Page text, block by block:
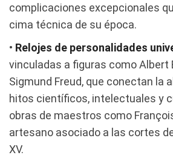
complicaciones excepcionales
cima técnica de su época.
• Relojes de personalidades
vinculadas a figuras como Albert
Sigmund Freud, que conectan la
hitos científicos, intelectuales y
obras de maestros como
artesano asociado a las cortes
XV.